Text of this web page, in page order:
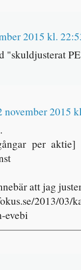
2015 kl.
"skuldjusterat
november 2015
per
att jag
2013/03/
evebi